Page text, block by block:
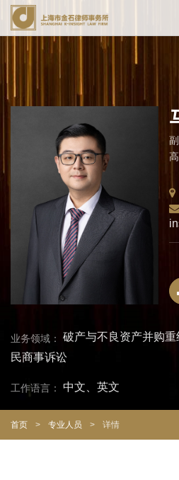
业务领域： 破产与不良资产并购重
民商事诉讼
工作语言： 中文、英文
首页 > 专业人员 > 详情